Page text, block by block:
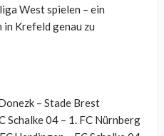
West spielen – ein
Krefeld genau zu
– Stade Brest
Schalke 04 – 1. FC Nürnberg